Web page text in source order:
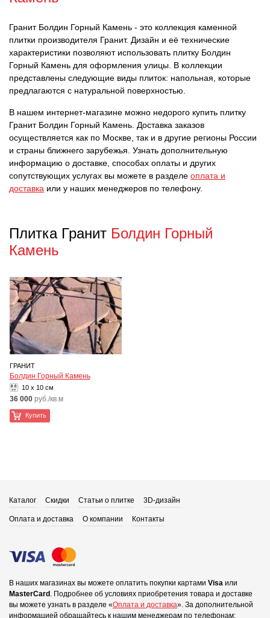
Гранит Болдин Горный Камень - это коллекция каменной
плитки производителя Гранит. Дизайн и её технические
характеристики позволяют использовать плитку Болдин
Горный Камень для оформления улицы. В коллекции
представлены следующие виды плиток: напольная, которые
предлагаются с натуральной поверхностью.
В нашем интернет-магазине можно недорого купить плитку
Гранит Болдин Горный Камень. Доставка заказов
осуществляется как по Москве, так и в другие регионы России
и страны ближнего зарубежья. Узнать дополнительную
информацию о доставке, способах оплаты и других
сопутствующих услугах вы можете в разделе оплата и
доставка или у наших менеджеров по телефону.
Плитка Гранит Болдин Горный
Камень
ГРАНИТ
Болдин Горный Камень
10 x 10 см
36 000 руб./кв.м
Купить
Каталог Скидки Статьи о плитке 3D-дизайн
Оплата и доставка О компании Контакты
В наших магазинах вы можете оплатить покупки картами Visa или
MasterCard . Подробнее об условиях приобретения товара и доставке
вы можете узнать в разделе «Оплата и доставка». За дополнительной
информацией обращайтесь к нашим менеджерам по телефонам: